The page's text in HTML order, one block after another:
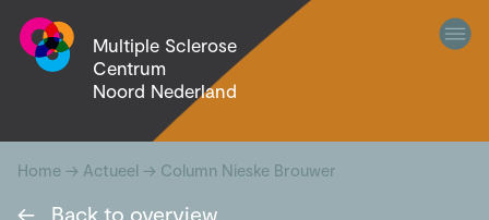
Multiple Sclerose
Centrum
Noord Nederland
Home → Actueel → Column Nieske Brouwer
← Back to overview